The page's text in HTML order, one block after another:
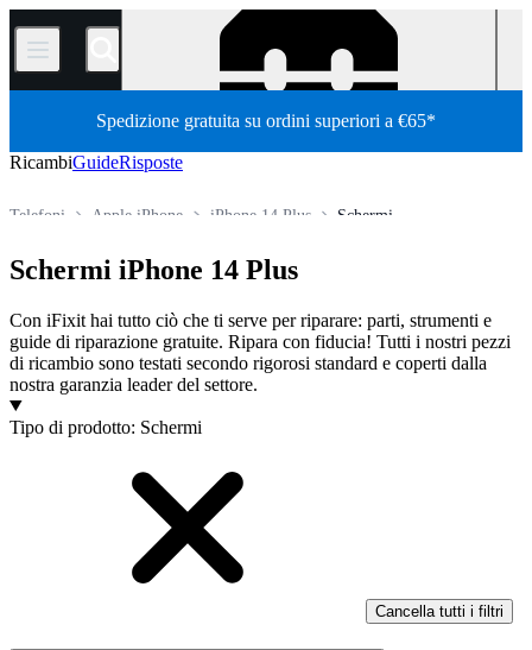
/
Spedizione gratuita su ordini superiori a €65*
RicambiGuideRisposte
Schermi
iPhone 14 Plus
Apple iPhone
Telefoni
Schermi iPhone 14 Plus
Con iFixit hai tutto ciò che ti serve per riparare: parti, strumenti e
guide di riparazione gratuite. Ripara con fiducia! Tutti i nostri pezzi
di ricambio sono testati secondo rigorosi standard e coperti dalla
nostra garanzia leader del settore.
Prodotti
Tipo di prodotto: Schermi
Cancella tutti i filtri